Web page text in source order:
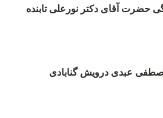
حضرت آقای دکتر نورعلی تابنده
عبدی درویش گنابادی